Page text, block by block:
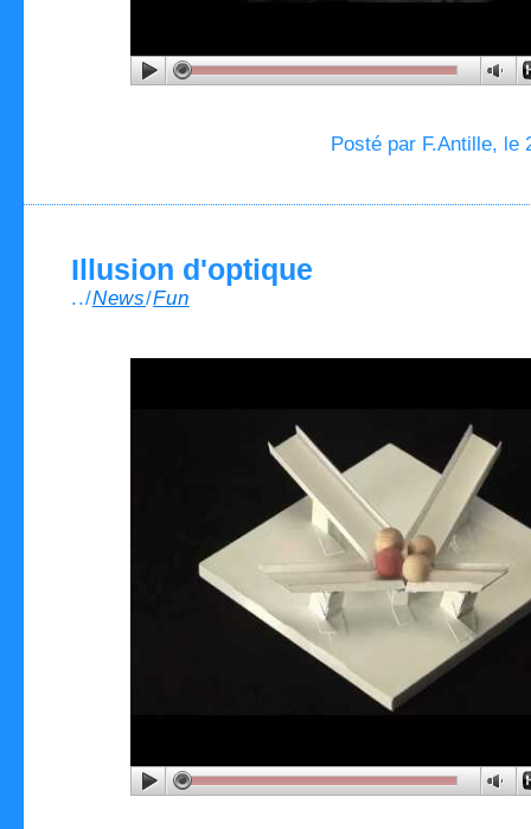
Posté par F.Antille, le
Illusion d'optique
../News/Fun